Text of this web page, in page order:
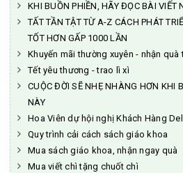
KHI BUỒN PHIỀN, HÃY ĐỌC BÀI VIẾT
TẤT TẦN TẬT TỪ A-Z CÁCH PHÁT
TỐT HƠN GẤP 1000 LẦN
Khuyến mãi thường xuyên - nhận quà
Tết yêu thương - trao lì xì
CUỘC ĐỜI SẼ NHẸ NHÀNG HƠN KHI
NÀY
Hoa Viên dự hội nghị Khách Hàng
Quy trình cải cách sách giáo khoa
Mua sách giáo khoa, nhận ngay quà
Mua viết chì tặng chuốt chì